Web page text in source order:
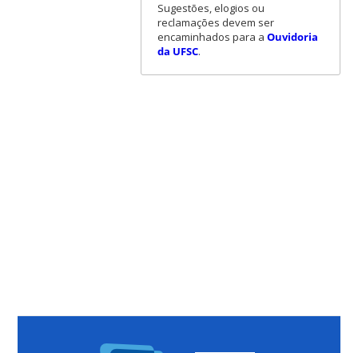
Sugestões, elogios ou
reclamações devem ser
encaminhados para a Ouvidoria
da UFSC.